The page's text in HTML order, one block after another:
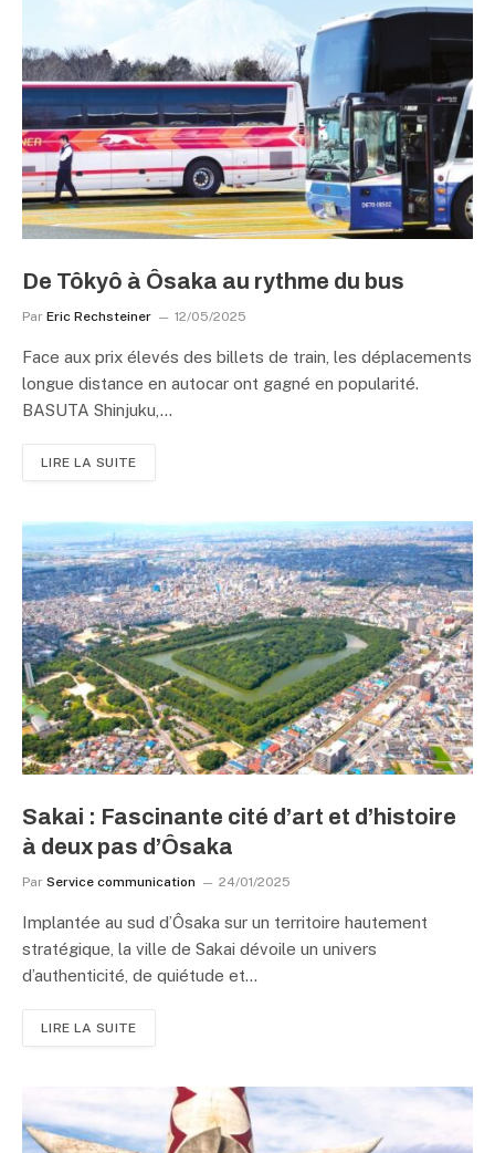
De Tôkyô à Ôsaka au rythme du bus
Par Eric Rechsteiner 12/05/2025
Face aux prix élevés des billets de train, les déplacements
longue distance en autocar ont gagné en popularité.
BASUTA Shinjuku,…
LIRE LA SUITE
Sakai : Fascinante cité d’art et d’histoire
à deux pas d’Ôsaka
Par Service communication 24/01/2025
Implantée au sud d’Ôsaka sur un territoire hautement
stratégique, la ville de Sakai dévoile un univers
d’authenticité, de quiétude et…
LIRE LA SUITE